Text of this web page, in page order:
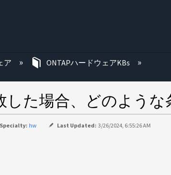
ア ONTAPハードウェアKBs
た場合、どのような
Specialty: hw Last Updated: 3/26/2024, 6:55:26 AM